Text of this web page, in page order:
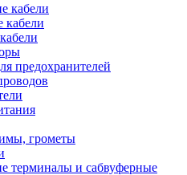
кабели
предохранителей
грометы
терминалы и сабвуферные